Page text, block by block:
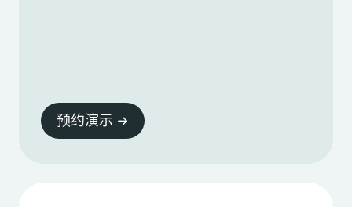
预约演示